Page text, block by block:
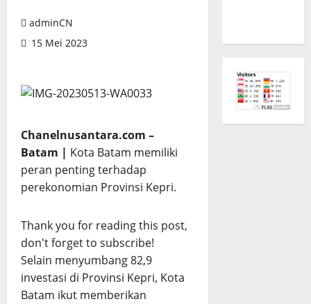
adminCN
15 Mei 2023
Chanelnusantara.com –
Batam | Kota Batam memiliki
peran penting terhadap
perekonomian Provinsi Kepri.
Thank you for reading this post,
don't forget to subscribe!
Selain menyumbang 82,9
investasi di Provinsi Kepri, Kota
Batam ikut memberikan